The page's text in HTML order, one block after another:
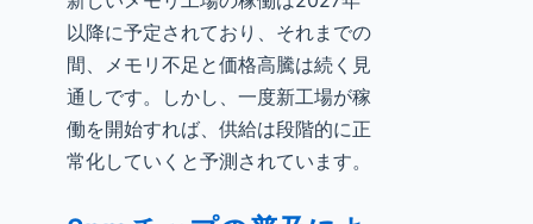
以降に予定されており、それまでの
間、メモリ不足と価格高騰は続く見
通しです。しかし、一度新工場が稼
働を開始すれば、供給は段階的に正
常化していくと予測されています。